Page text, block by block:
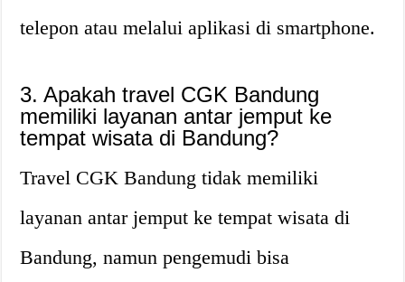
telepon atau melalui aplikasi di smartphone.
3. Apakah travel CGK Bandung
memiliki layanan antar jemput ke
tempat wisata di Bandung?
Travel CGK Bandung tidak memiliki
layanan antar jemput ke tempat wisata di
Bandung, namun pengemudi bisa